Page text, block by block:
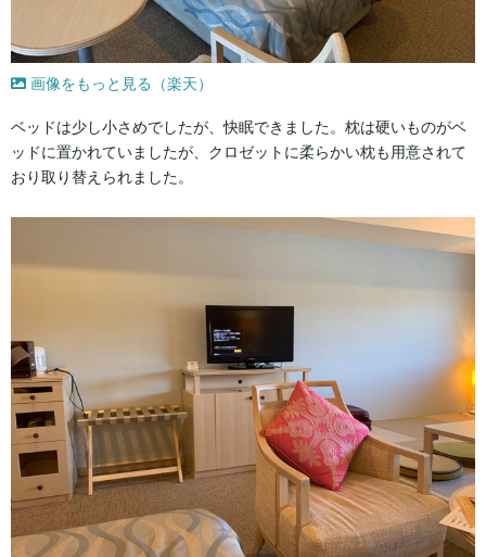
画像をもっと見る（楽天）
ベッドは少し小さめでしたが、快眠できました。枕は硬いものがベ
ッドに置かれていましたが、クロゼットに柔らかい枕も用意されて
おり取り替えられました。